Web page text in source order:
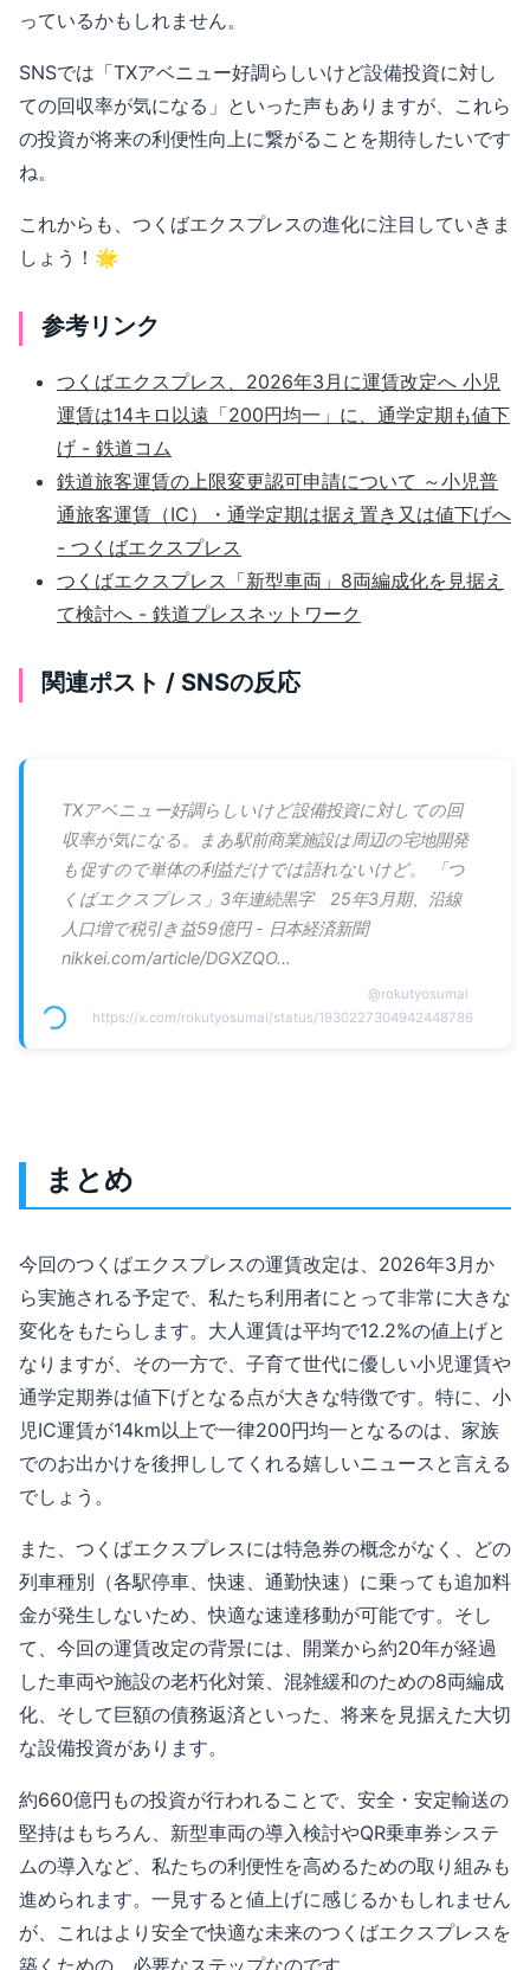
っているかもしれません。
SNSでは「TXアベニュー好調らしいけど設備投資に対し
ての回収率が気になる」といった声もありますが、これら
の投資が将来の利便性向上に繋がることを期待したいです
ね。
これからも、つくばエクスプレスの進化に注目していきま
しょう！🌟
参考リンク
つくばエクスプレス、2026年3月に運賃改定へ 小児
運賃は14キロ以遠「200円均一」に、通学定期も値下
げ - 鉄道コム
鉄道旅客運賃の上限変更認可申請について ～小児普
通旅客運賃（IC）・通学定期は据え置き又は値下げへ
- つくばエクスプレス
つくばエクスプレス「新型車両」8両編成化を見据え
て検討へ - 鉄道プレスネットワーク
関連ポスト / SNSの反応
TXアベニュー好調らしいけど設備投資に対しての回
収率が気になる。まあ駅前商業施設は周辺の宅地開発
も促すので単体の利益だけでは語れないけど。 「つ
くばエクスプレス」3年連続黒字 25年3月期、沿線
人口増で税引き益59億円 - 日本経済新聞
nikkei.com/article/DGXZQO…
@rokutyosumai
https://x.com/rokutyosumai/status/1930227304942448786
まとめ
今回のつくばエクスプレスの運賃改定は、2026年3月か
ら実施される予定で、私たち利用者にとって非常に大きな
変化をもたらします。大人運賃は平均で12.2%の値上げと
なりますが、その一方で、子育て世代に優しい小児運賃や
通学定期券は値下げとなる点が大きな特徴です。特に、小
児IC運賃が14km以上で一律200円均一となるのは、家族
でのお出かけを後押ししてくれる嬉しいニュースと言える
でしょう。
また、つくばエクスプレスには特急券の概念がなく、どの
列車種別（各駅停車、快速、通勤快速）に乗っても追加料
金が発生しないため、快適な速達移動が可能です。そし
て、今回の運賃改定の背景には、開業から約20年が経過
した車両や施設の老朽化対策、混雑緩和のための8両編成
化、そして巨額の債務返済といった、将来を見据えた大切
な設備投資があります。
約660億円もの投資が行われることで、安全・安定輸送の
堅持はもちろん、新型車両の導入検討やQR乗車券システ
ムの導入など、私たちの利便性を高めるための取り組みも
進められます。一見すると値上げに感じるかもしれません
が、これはより安全で快適な未来のつくばエクスプレスを